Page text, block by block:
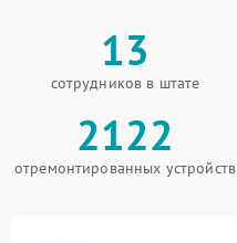
13
сотрудников в штате
2122
отремонтированных устройств